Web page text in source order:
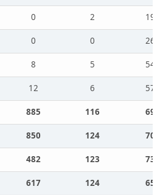
0 2
19
0 0
26
8 5
54
12 6
57
885 116
69
850 124
70
482 123
73
617 124 65